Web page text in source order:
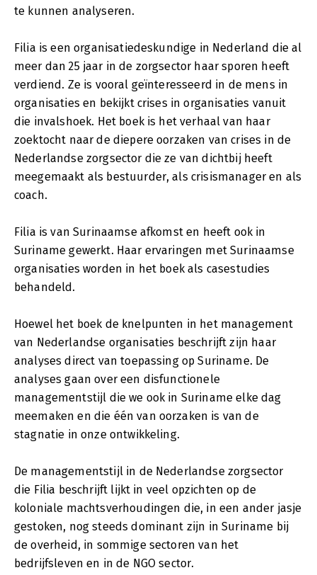
te kunnen analyseren.
Filia is een organisatiedeskundige in Nederland die al
meer dan 25 jaar in de zorgsector haar sporen heeft
verdiend. Ze is vooral geïnteresseerd in de mens in
organisaties en bekijkt crises in organisaties vanuit
die invalshoek. Het boek is het verhaal van haar
zoektocht naar de diepere oorzaken van crises in de
Nederlandse zorgsector die ze van dichtbij heeft
meegemaakt als bestuurder, als crisismanager en als
coach.
Filia is van Surinaamse afkomst en heeft ook in
Suriname gewerkt. Haar ervaringen met Surinaamse
organisaties worden in het boek als casestudies
behandeld.
Hoewel het boek de knelpunten in het management
van Nederlandse organisaties beschrijft zijn haar
analyses direct van toepassing op Suriname. De
analyses gaan over een disfunctionele
managementstijl die we ook in Suriname elke dag
meemaken en die één van oorzaken is van de
stagnatie in onze ontwikkeling.
De managementstijl in de Nederlandse zorgsector
die Filia beschrijft lijkt in veel opzichten op de
koloniale machtsverhoudingen die, in een ander jasje
gestoken, nog steeds dominant zijn in Suriname bij
de overheid, in sommige sectoren van het
bedrijfsleven en in de NGO sector.